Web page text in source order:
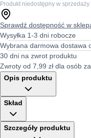
Produkt niedostępny w sprzedaży
Sprawdź dostępność w
Wysyłka 1-3 dni robocze
Wybrana darmowa dostawa
30 dni na zwrot produktu
Zwroty od 7,99 zł dla osób
Opis produktu
Skład
Szczegóły produktu